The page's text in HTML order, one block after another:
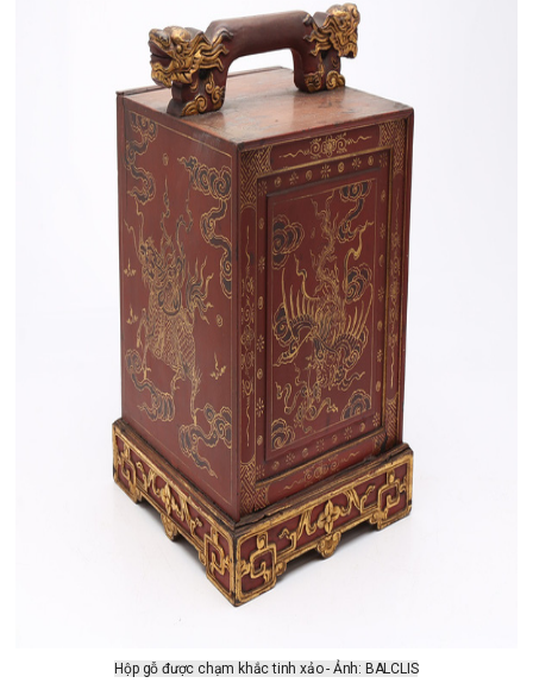
Hộp gỗ được chạm khắc tinh xảo - Ảnh: BALCLIS